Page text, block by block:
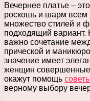
Вечернее платье –
роскошь и шарм всем
множество стилей и
подходящий вариант.
важно сочетание
прической и
значение имеет
женщин совершенные
окажут помощь
верному выбору